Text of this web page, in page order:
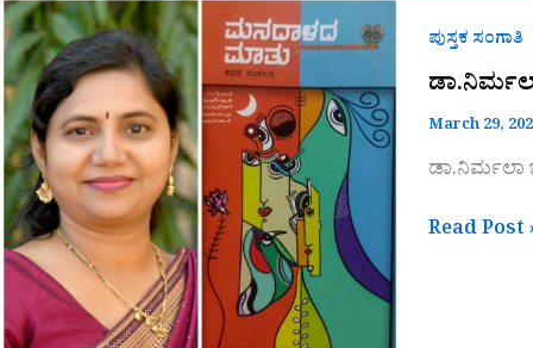
ಪುಸ್ತಕ ಸಂಗಾತಿ
March 29,
ಡಾ.ನಿರ್ಮಲಾ
ಬಟ್ಟಲ
ಅವರ
“ಮನದಾಳದ
ಮಾತು”
ಅವಲೋಕನ-
Read Post